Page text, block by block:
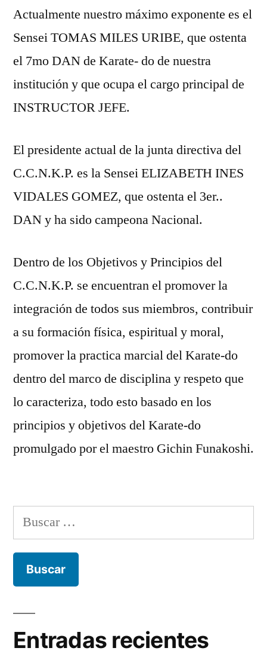
Actualmente nuestro máximo exponente es el
Sensei TOMAS MILES URIBE, que ostenta
el 7mo DAN de Karate- do de nuestra
institución y que ocupa el cargo principal de
INSTRUCTOR JEFE.
El presidente actual de la junta directiva del
C.C.N.K.P. es la Sensei ELIZABETH INES
VIDALES GOMEZ, que ostenta el 3er..
DAN y ha sido campeona Nacional.
Dentro de los Objetivos y Principios del
C.C.N.K.P. se encuentran el promover la
integración de todos sus miembros, contribuir
a su formación física, espiritual y moral,
promover la practica marcial del Karate-do
dentro del marco de disciplina y respeto que
lo caracteriza, todo esto basado en los
principios y objetivos del Karate-do
promulgado por el maestro Gichin Funakoshi.
Buscar:
Entradas recientes